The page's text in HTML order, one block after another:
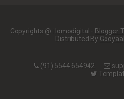
Copyrights @ Homodigital - Blogger
Distributed By
(91) 5544 654942